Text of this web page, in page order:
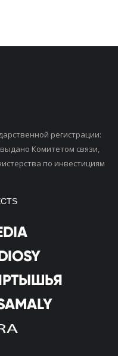
регистрации:
Комитетом связи,
по инвестициям